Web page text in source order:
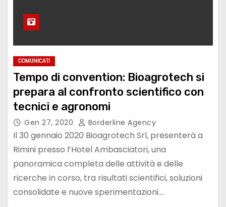
COMUNICATI
Tempo di convention: Bioagrotech si
prepara al confronto scientifico con
tecnici e agronomi
Gen 27, 2020 Borderline Agency
Il 30 gennaio 2020 Bioagrotech Srl, presenterà a
Rimini presso l’Hotel Ambasciatori, una
panoramica completa delle attività e delle
ricerche in corso, tra risultati scientifici, soluzioni
consolidate e nuove sperimentazioni.…